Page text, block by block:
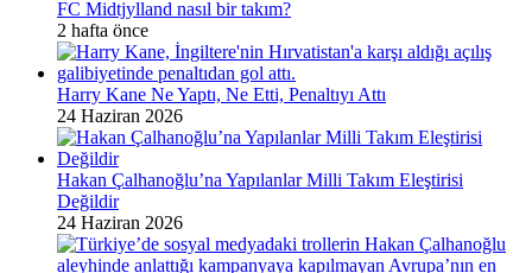
FC Midtjylland nasıl bir takım?
2 hafta önce
Harry Kane Ne Yaptı, Ne Etti, Penaltıyı Attı
24 Haziran 2026
Hakan Çalhanoğlu’na Yapılanlar Milli Takım Eleştirisi
Değildir
24 Haziran 2026